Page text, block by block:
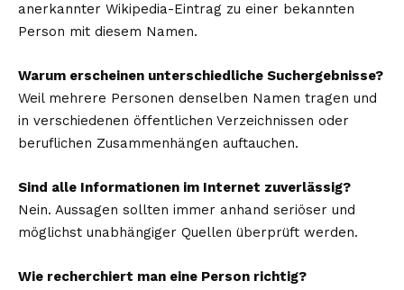
anerkannter Wikipedia-Eintrag zu einer bekannten
Person mit diesem Namen.
Warum erscheinen unterschiedliche Suchergebnisse?
Weil mehrere Personen denselben Namen tragen und
in verschiedenen öffentlichen Verzeichnissen oder
beruflichen Zusammenhängen auftauchen.
Sind alle Informationen im Internet zuverlässig?
Nein. Aussagen sollten immer anhand seriöser und
möglichst unabhängiger Quellen überprüft werden.
Wie recherchiert man eine Person richtig?